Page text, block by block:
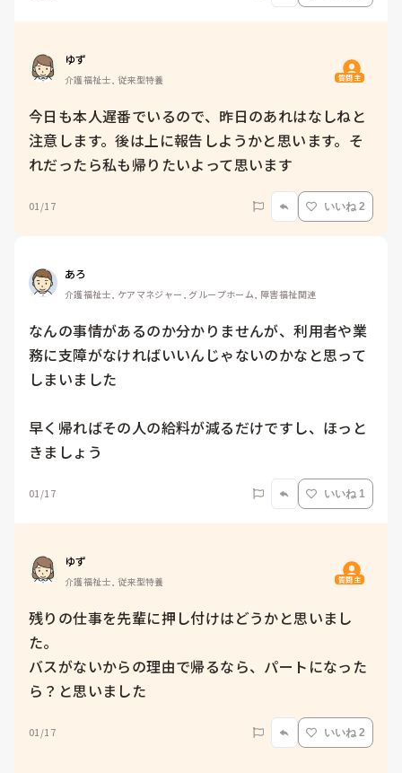
ゆず
介護福祉士, 従来型特養 質問主
今日も本人遅番でいるので、昨日のあれはなしねと
注意します。後は上に報告しようかと思います。そ
れだったら私も帰りたいよって思います
01/17 いいね 2
あろ
介護福祉士, ケアマネジャー, グループホーム, 障害福祉関連
なんの事情があるのか分かりませんが、利用者や業
務に支障がなければいいんじゃないのかなと思って
しまいました
早く帰ればその人の給料が減るだけですし、ほっと
きましょう
01/17 いいね 1
ゆず
介護福祉士, 従来型特養 質問主
残りの仕事を先輩に押し付けはどうかと思いまし
た。
バスがないからの理由で帰るなら、パートになった
ら？と思いました
01/17 いいね 2